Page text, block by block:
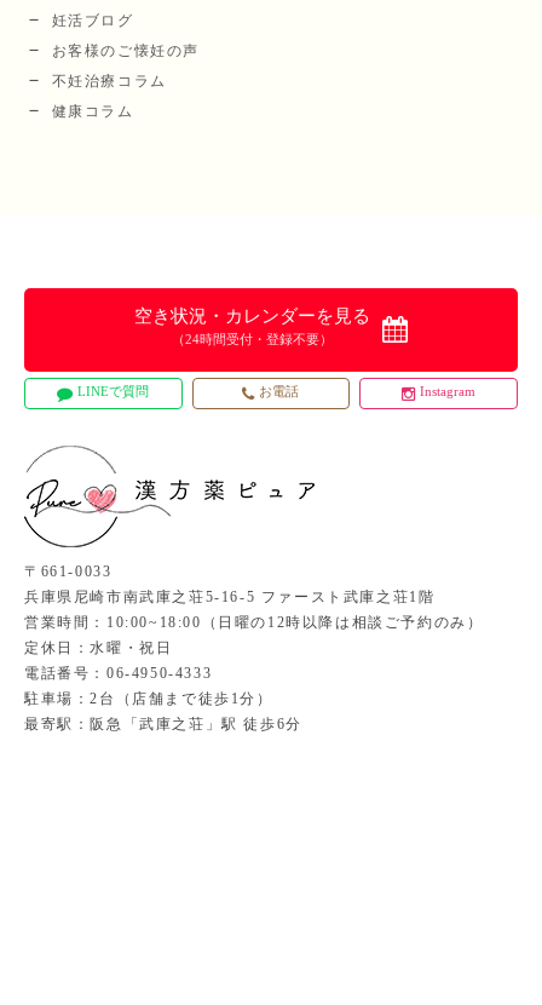
妊活ブログ
お客様のご懐妊の声
不妊治療コラム
健康コラム
〒661-0033
兵庫県尼崎市南武庫之荘5-16-5 ファースト武庫之荘1階
営業時間：10:00~18:00（日曜の12時以降は相談ご予約のみ）
定休日：水曜・祝日
電話番号：06-4950-4333
駐車場：2台（店舗まで徒歩1分）
最寄駅：阪急「武庫之荘」駅 徒歩6分
空き状況・カレンダーを見る
（24時間受付・登録不要）
LINEで質問 お電話 Instagram